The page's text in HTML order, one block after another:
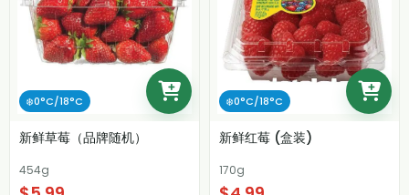
❄️0°C/18°C
新鲜草莓（品牌随机）
454g
❄️0°C/18°C
新鲜红莓 (盒装)
170g